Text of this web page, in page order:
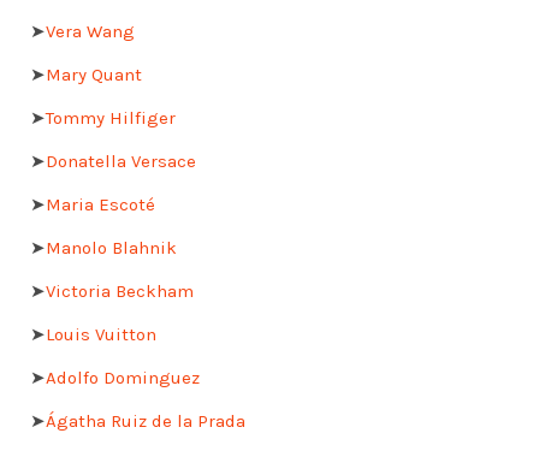
➤Vera Wang
➤Mary Quant
➤Tommy Hilfiger
➤Donatella Versace
➤Maria Escoté
➤Manolo Blahnik
➤Victoria Beckham
➤Louis Vuitton
➤Adolfo Dominguez
➤Ágatha Ruiz de la Prada